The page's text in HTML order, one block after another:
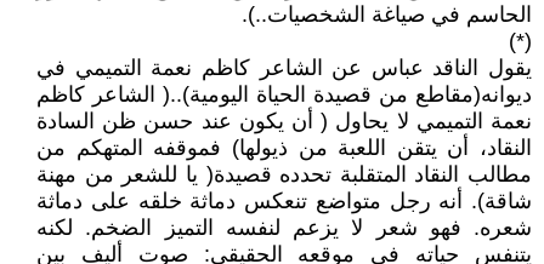
الحاسم في صياغة الشخصيات..).
(*)
يقول الناقد عباس عن الشاعر كاظم نعمة التميمي في
ديوانه(مقاطع من قصيدة الحياة اليومية)..( الشاعر كاظم
نعمة التميمي لا يحاول ( أن يكون عند حسن ظن السادة
النقاد، أن يتقن اللعبة من ذيولها) فموقفه المتهكم من
مطالب النقاد المتقلبة تحدده قصيدة( يا للشعر من مهنة
شاقة). أنه رجل متواضع تنعكس دماثة خلقه على دماثة
شعره. فهو شعر لا يزعم لنفسه التميز الضخم. لكنه
يتنفس حياته في موقعه الحقيقي: صوت أليف بين